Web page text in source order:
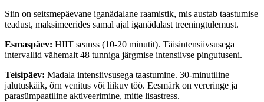
Siin on seitsmepäevane iganädalane raamistik, mis austab taastumise
teadust, maksimeerides samal ajal iganädalast treeningtulemust.
Esmaspäev: HIIT seanss (10-20 minutit). Täisintensiivsusega
intervallid vähemalt 48 tunniga järgmise intensiivse pingutuseni.
Teisipäev: Madala intensiivsusega taastumine. 30-minutiline
jalutuskäik, õrn venitus või liikuv töö. Eesmärk on vereringe ja
parasümpaatiline aktiveerimine, mitte lisastress.